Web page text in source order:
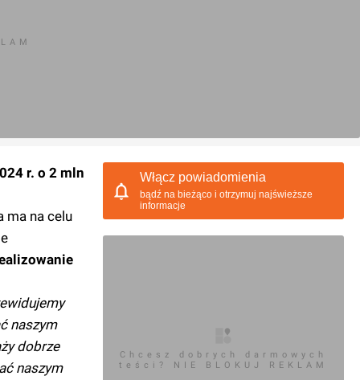
r. o 2 mln
ma na celu
naszym
dobrze
naszym
Włącz powiadomienia
bądź na bieżąco i otrzymuj najświeższe
informacje
Chcesz dobrych darmowych
teści? NIE BLOKUJ REKLAM